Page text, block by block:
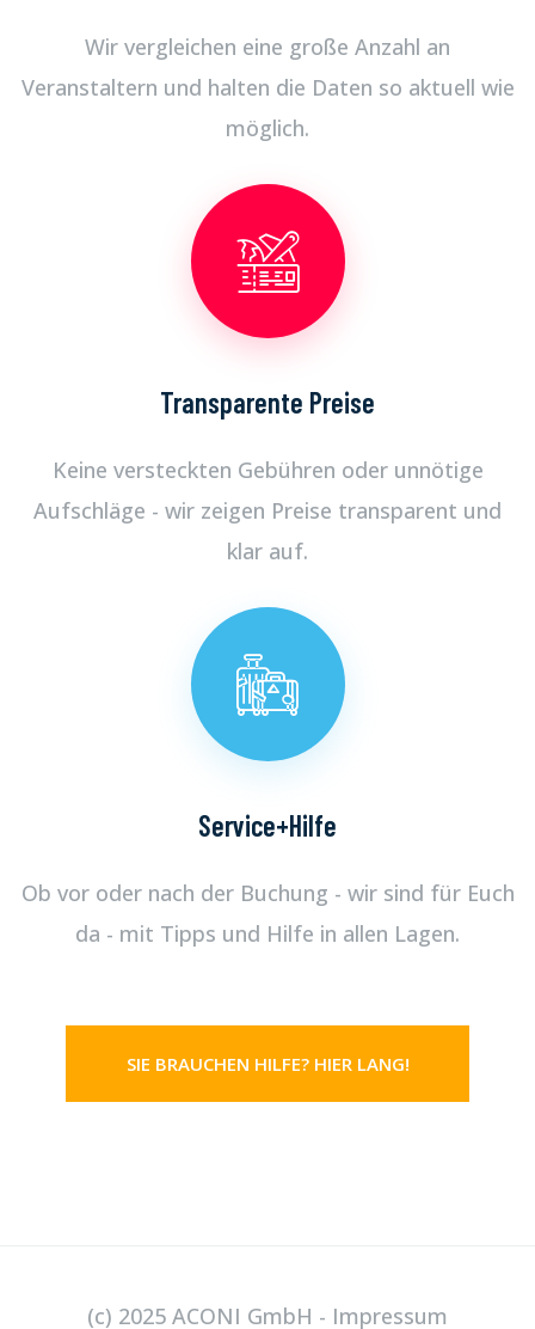
Wir vergleichen eine große Anzahl an
Veranstaltern und halten die Daten so aktuell wie
möglich.
Transparente Preise
Keine versteckten Gebühren oder unnötige
Aufschläge - wir zeigen Preise transparent und
klar auf.
Service+Hilfe
Ob vor oder nach der Buchung - wir sind für Euch
da - mit Tipps und Hilfe in allen Lagen.
SIE BRAUCHEN HILFE? HIER LANG!
(c) 2025 ACONI GmbH - Impressum